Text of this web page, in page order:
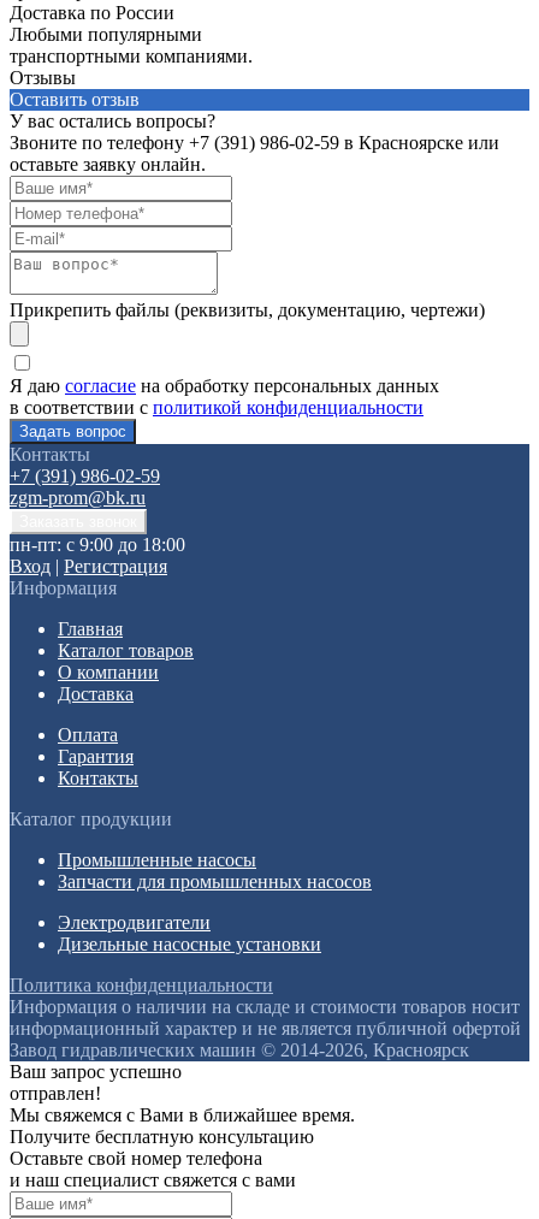
Доставка по России
Любыми популярными
транспортными компаниями.
Отзывы
Оставить отзыв
У вас остались вопросы?
Звоните по телефону +7 (391) 986-02-59 в Красноярске или
оставьте заявку онлайн.
Прикрепить файлы (реквизиты, документацию, чертежи)
Я даю согласие на обработку персональных данных
в соответствии с политикой конфиденциальности
Контакты
+7 (391) 986-02-59
zgm-prom@bk.ru
пн-пт: с 9:00 до 18:00
Вход | Регистрация
Информация
Главная
Каталог товаров
О компании
Доставка
Оплата
Гарантия
Контакты
Каталог продукции
Промышленные насосы
Запчасти для промышленных насосов
Электродвигатели
Дизельные насосные установки
Политика конфиденциальности
Информация о наличии на складе и стоимости товаров носит
информационный характер и не является публичной офертой
Завод гидравлических машин © 2014-2026, Красноярск
Ваш запрос успешно
отправлен!
Мы свяжемся с Вами в ближайшее время.
Получите бесплатную консультацию
Оставьте свой номер телефона
и наш специалист свяжется с вами